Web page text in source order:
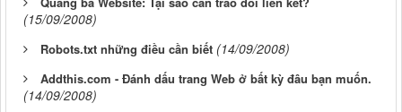
(15/09/2008)
Robots.txt những điều cần biết (14/09/2008)
Addthis.com - Đánh dấu trang Web ở bất kỳ đâu bạn muốn.
(14/09/2008)